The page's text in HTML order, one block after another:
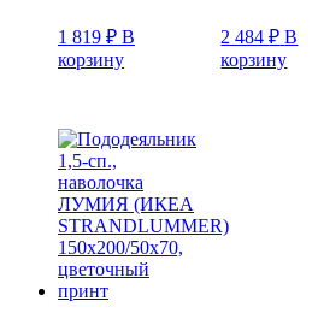
1 819 ₽ В
корзину
2 484₽ В
корзину